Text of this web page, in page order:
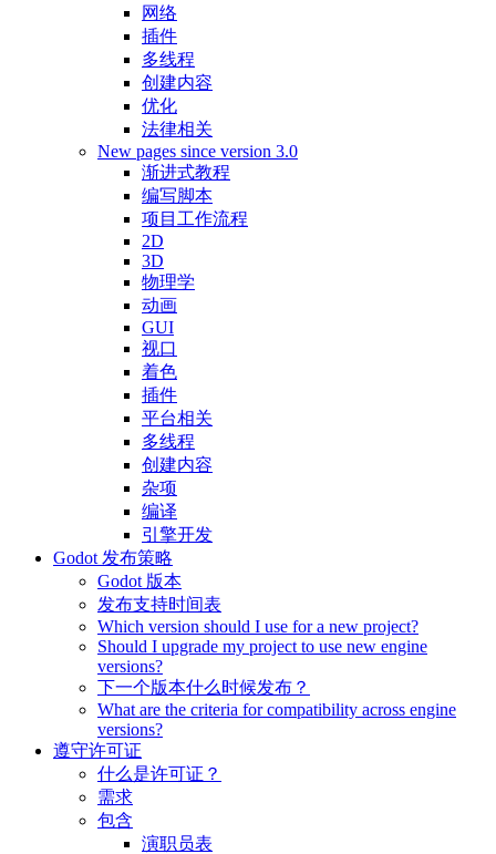
网络
插件
多线程
创建内容
优化
法律相关
New pages since version 3.0
渐进式教程
编写脚本
项目工作流程
2D
3D
物理学
动画
GUI
视口
着色
插件
平台相关
多线程
创建内容
杂项
编译
引擎开发
Godot 发布策略
Godot 版本
发布支持时间表
Which version should I use for a new project?
Should I upgrade my project to use new engine
versions?
下一个版本什么时候发布？
What are the criteria for compatibility across engine
versions?
遵守许可证
什么是许可证？
需求
包含
演职员表